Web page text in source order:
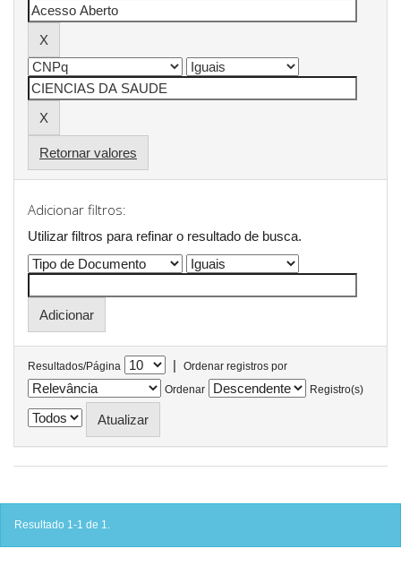
Retornar valores
Adicionar filtros:
Utilizar filtros para refinar o resultado de busca.
Resultados/Página |
Ordenar registros por
Ordenar
Registro(s)
Resultado 1-1 de 1.